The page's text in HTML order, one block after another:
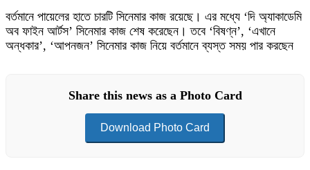
বর্তমানে পায়েলের হাতে চারটি সিনেমার কাজ রয়েছে। এর মধ্যে ‘দি অ্যাকাডেমি
অব ফাইন আর্টস’ সিনেমার কাজ শেষ করেছেন। তবে ‘বিষণ্ন’, ‘এখানে
অন্ধকার’, ‘আপনজন’ সিনেমার কাজ নিয়ে বর্তমানে ব্যস্ত সময় পার করছেন
Share this news as a Photo Card
Download Photo Card